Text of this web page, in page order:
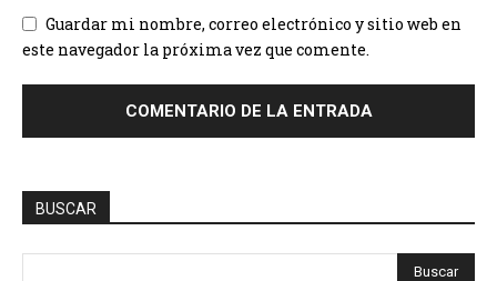
Guardar mi nombre, correo electrónico y sitio web en
este navegador la próxima vez que comente.
BUSCAR